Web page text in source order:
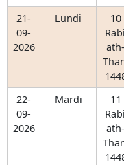
21-
09-
2026
Lundi
10
ath-
22-
09-
2026
Mardi
11
ath-